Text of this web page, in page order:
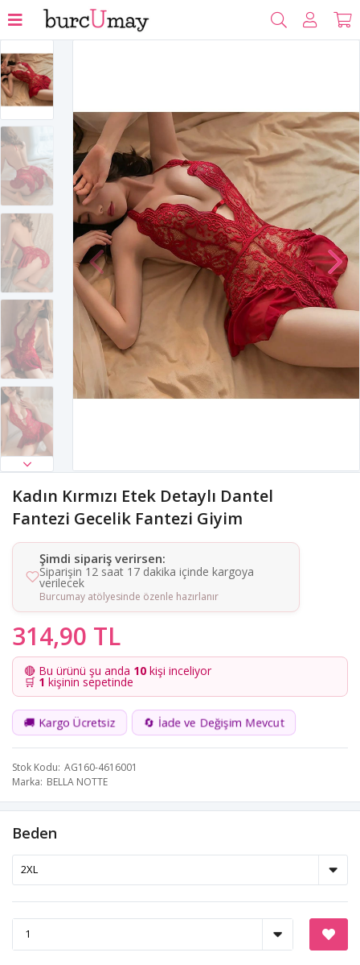
Kadın Kırmızı Etek Detaylı Dantel
Fantezi Gecelik Fantezi Giyim
Şimdi sipariş verirsen:
Siparişin 12 saat 17 dakika içinde kargoya
verilecek
Burcumay atölyesinde özenle hazırlanır
314,90 TL
🔴 Bu ürünü şu anda 10 kişi inceliyor
🛒 1 kişinin sepetinde
🚚 Kargo Ücretsiz 🔄 İade ve Değişim Mevcut
Stok Kodu AG160-4616001
Marka BELLA NOTTE
Beden